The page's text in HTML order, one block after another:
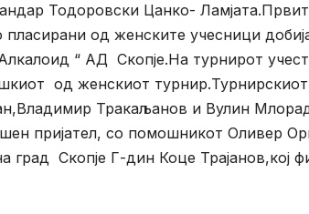
Тодоровски Цанко-
од женските учесници
“ АД Скопје.На турнирот
од женскиот
Тракаљанов и Вулин
пријател, со помошникот Оливер
град Скопје Г-дин Коце Трајанов,кој